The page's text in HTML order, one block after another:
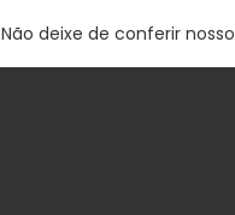
Não deixe de conferir nosso